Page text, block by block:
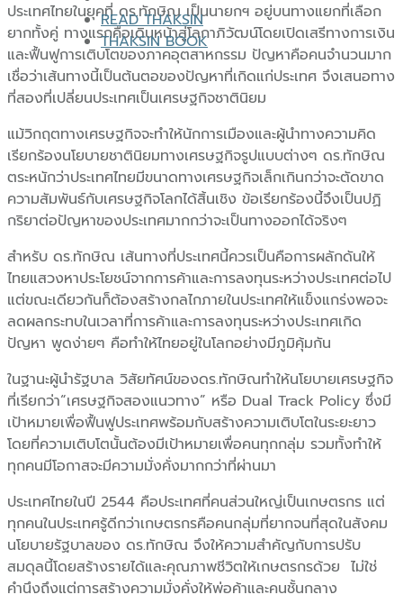
READ THAKSIN
THAKSIN BOOK
ประเทศไทยในยุคที่ ดร.ทักษิณ เป็นนายกฯ อยู่บนทางแยกที่เลือก
ยากทั้งคู่ ทางแรกคือเดินหน้าสู่โลกาภิวัฒน์โดยเปิดเสรีทางการเงิน
และฟื้นฟูการเติบโตของภาคอุตสาหกรรม ปัญหาคือคนจำนวนมาก
เชื่อว่าเส้นทางนี้เป็นต้นตอของปัญหาที่เกิดแก่ประเทศ จึงเสนอทาง
ที่สองที่เปลี่ยนประเทศเป็นเศรษฐกิจชาตินิยม
แม้วิกฤตทางเศรษฐกิจจะทำให้นักการเมืองและผู้นำทางความคิด
เรียกร้องนโยบายชาตินิยมทางเศรษฐกิจรูปแบบต่างๆ ดร.ทักษิณ
ตระหนักว่าประเทศไทยมีขนาดทางเศรษฐกิจเล็กเกินกว่าจะตัดขาด
ความสัมพันธ์กับเศรษฐกิจโลกได้สิ้นเชิง ข้อเรียกร้องนี้จึงเป็นปฏิ
กริยาต่อปัญหาของประเทศมากกว่าจะเป็นทางออกได้จริงๆ
สำหรับ ดร.ทักษิณ เส้นทางที่ประเทศนี้ควรเป็นคือการผลักดันให้
ไทยแสวงหาประโยชน์จากการค้าและการลงทุนระหว่างประเทศต่อไป
แต่ขณะเดียวกันก็ต้องสร้างกลไกภายในประเทศให้แข็งแกร่งพอจะ
ลดผลกระทบในเวลาที่การค้าและการลงทุนระหว่างประเทศเกิด
ปัญหา พูดง่ายๆ คือทำให้ไทยอยู่ในโลกอย่างมีภูมิคุ้มกัน
ในฐานะผู้นำรัฐบาล วิสัยทัศน์ของดร.ทักษิณทำให้นโยบายเศรษฐกิจ
ที่เรียกว่า“เศรษฐกิจสองแนวทาง” หรือ Dual Track Policy ซึ่งมี
เป้าหมายเพื่อฟื้นฟูประเทศพร้อมกับสร้างความเติบโตในระยะยาว
โดยที่ความเติบโตนั้นต้องมีเป้าหมายเพื่อคนทุกกลุ่ม รวมทั้งทำให้
ทุกคนมีโอกาสจะมีความมั่งคั่งมากกว่าที่ผ่านมา
ประเทศไทยในปี 2544 คือประเทศที่คนส่วนใหญ่เป็นเกษตรกร แต่
ทุกคนในประเทศรู้ดีกว่าเกษตรกรคือคนกลุ่มที่ยากจนที่สุดในสังคม
นโยบายรัฐบาลของ ดร.ทักษิณ จึงให้ความสำคัญกับการปรับ
สมดุลนี้โดยสร้างรายได้และคุณภาพชีวิตให้เกษตรกรด้วย ไม่ใช่
คำนึงถึงแต่การสร้างความมั่งคั่งให้พ่อค้าและคนชั้นกลาง